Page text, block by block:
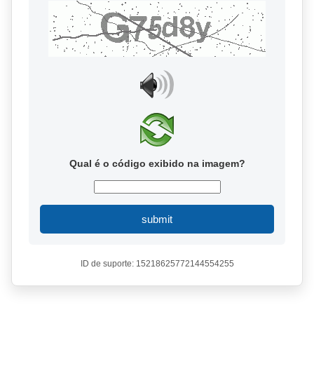
Qual é o código exibido na imagem?
submit
ID de suporte: 15218625772144554255